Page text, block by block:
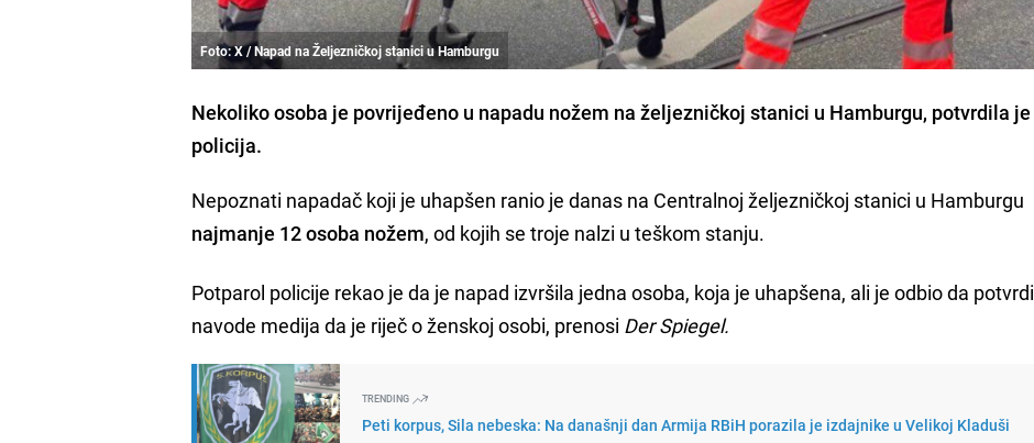
Foto: X / Napad na Željezničkoj stanici u Hamburgu
Nekoliko osoba je povrijeđeno u napadu nožem na željezničkoj stanici u Hamburgu, potvrdila je
policija.
Nepoznati napadač koji je uhapšen ranio je danas na Centralnoj željezničkoj stanici u Hamburgu
najmanje 12 osoba nožem, od kojih se troje nalzi u teškom stanju.
Potparol policije rekao je da je napad izvršila jedna osoba, koja je uhapšena, ali je odbio da potvrdi
navode medija da je riječ o ženskoj osobi, prenosi Der Spiegel.
TRENDING
Peti korpus, Sila nebeska: Na današnji dan Armija RBiH porazila je izdajnike u Velikoj Kladuši